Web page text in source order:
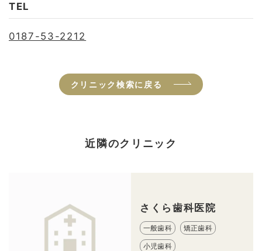
TEL
0187-53-2212
クリニック検索に戻る
近隣のクリニック
さくら歯科医院
一般歯科 矯正歯科
小児歯科